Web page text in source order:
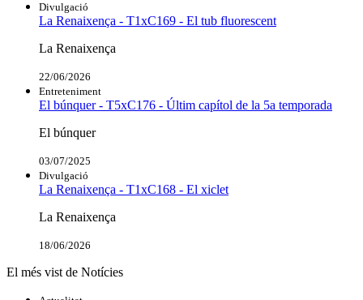
Divulgació
La Renaixença - T1xC169 - El tub fluorescent
La Renaixença
22/06/2026
Entreteniment
El búnquer - T5xC176 - Últim capítol de la 5a temporada
El búnquer
03/07/2025
Divulgació
La Renaixença - T1xC168 - El xiclet
La Renaixença
18/06/2026
El més vist de Notícies